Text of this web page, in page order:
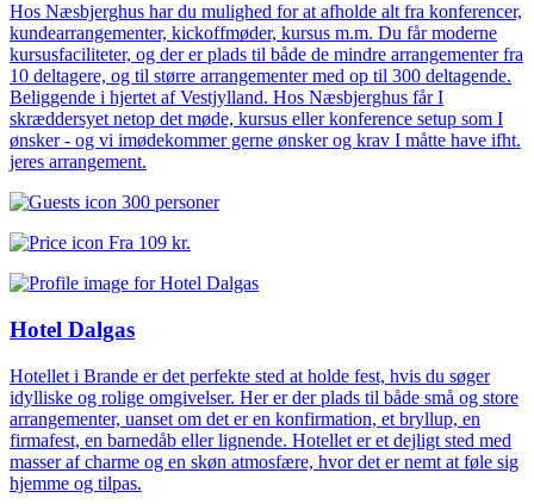
Hos Næsbjerghus har du mulighed for at afholde alt fra konferencer,
kundearrangementer, kickoffmøder, kursus m.m. Du får moderne
kursusfaciliteter, og der er plads til både de mindre arrangementer fra
10 deltagere, og til større arrangementer med op til 300 deltagende.
Beliggende i hjertet af Vestjylland. Hos Næsbjerghus får I
skræddersyet netop det møde, kursus eller konference setup som I
ønsker - og vi imødekommer gerne ønsker og krav I måtte have ifht.
jeres arrangement.
300 personer
Fra 109 kr.
Hotel Dalgas
Hotellet i Brande er det perfekte sted at holde fest, hvis du søger
idylliske og rolige omgivelser. Her er der plads til både små og store
arrangementer, uanset om det er en konfirmation, et bryllup, en
firmafest, en barnedåb eller lignende. Hotellet er et dejligt sted med
masser af charme og en skøn atmosfære, hvor det er nemt at føle sig
hjemme og tilpas.